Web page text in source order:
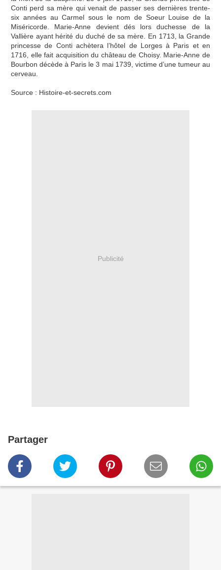
Conti perd sa mère qui venait de passer ses dernières trente-
six années au Carmel sous le nom de Soeur Louise de la
Miséricorde. Marie-Anne devient dés lors duchesse de la
Vallière ayant hérité du duché de sa mère. En 1713, la Grande
princesse de Conti achètera l’hôtel de Lorges à Paris et en
1716, elle fait acquisition du château de Choisy. Marie-Anne de
Bourbon décède à Paris le 3 mai 1739, victime d’une tumeur au
cerveau.
Source : Histoire-et-secrets.com
Publicité
Partager